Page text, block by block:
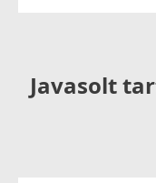
Javasolt